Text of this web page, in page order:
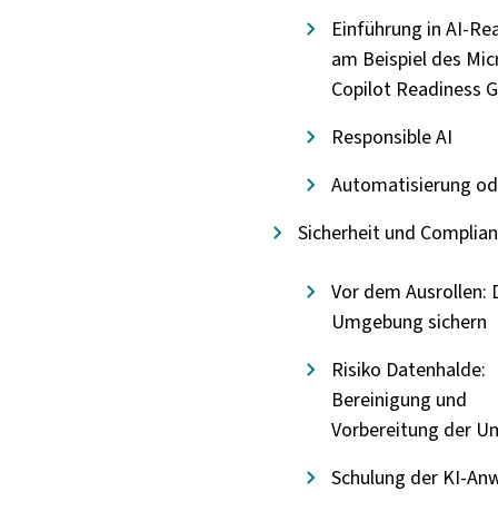
Einführung in AI-
am Beispiel des
Copilot Readiness
Responsible AI
Automatisierung
Sicherheit und
Vor dem Ausrollen:
Umgebung sichern
Risiko Datenhalde:
Bereinigung und
Vorbereitung der
Schulung der KI-